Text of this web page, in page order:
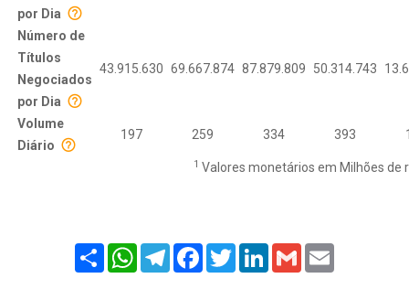
por Dia
Número de
Títulos
Negociados
por Dia
43.915.630 69.667.874 87.879.809 50.314.743
Volume
Diário
197 259 334 393
1 Valores monetários em Milhões de
ShareWhatsAppTelegramFacebook
TwitterLinkedInGmail